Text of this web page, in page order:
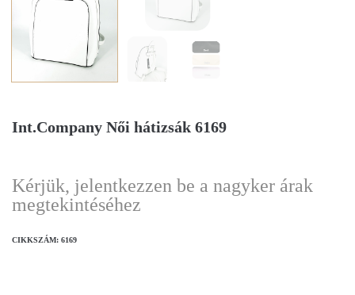
Int.Company Női hátizsák 6169
Kérjük, jelentkezzen be a nagyker árak
megtekintéséhez
CIKKSZÁM: 6169